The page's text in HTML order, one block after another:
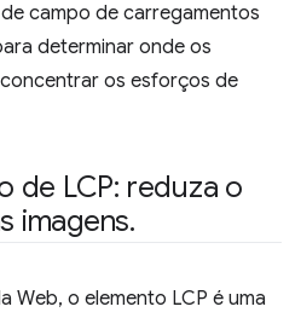
campo de carregamentos
determinar onde os
os esforços de
de LCP: reduza o
imagens.
Web, o elemento LCP é uma